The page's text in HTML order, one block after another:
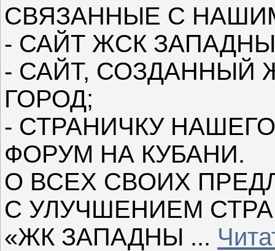
СВЯЗАННЫЕ С
- САЙТ ЖСК
- САЙТ, СОЗДАННЫЙ
ГОРОД;
- СТРАНИЧКУ
ФОРУМ НА КУБАНИ.
О ВСЕХ СВОИХ
С УЛУЧШЕНИЕМ
«ЖК ЗАПАДНЫ ...